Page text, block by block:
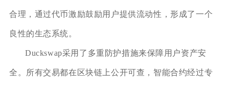
合理，通过代币激励鼓励用户提供流动性，形成了一个
良性的生态系统。
Duckswap采用了多重防护措施来保障用户资产安
全。所有交易都在区块链上公开可查，智能合约经过专